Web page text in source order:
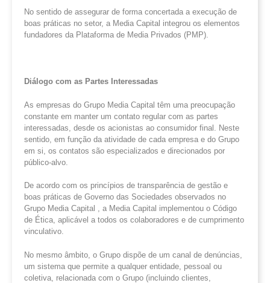
No sentido de assegurar de forma concertada a execução de
boas práticas no setor, a Media Capital integrou os elementos
fundadores da Plataforma de Media Privados (PMP).
Diálogo com as Partes Interessadas
As empresas do Grupo Media Capital têm uma preocupação
constante em manter um contato regular com as partes
interessadas, desde os acionistas ao consumidor final. Neste
sentido, em função da atividade de cada empresa e do Grupo
em si, os contatos são especializados e direcionados por
público-alvo.
De acordo com os princípios de transparência de gestão e
boas práticas de Governo das Sociedades observados no
Grupo Media Capital , a Media Capital implementou o Código
de Ética, aplicável a todos os colaboradores e de cumprimento
vinculativo.
No mesmo âmbito, o Grupo dispõe de um canal de denúncias,
um sistema que permite a qualquer entidade, pessoal ou
coletiva, relacionada com o Grupo (incluindo clientes,